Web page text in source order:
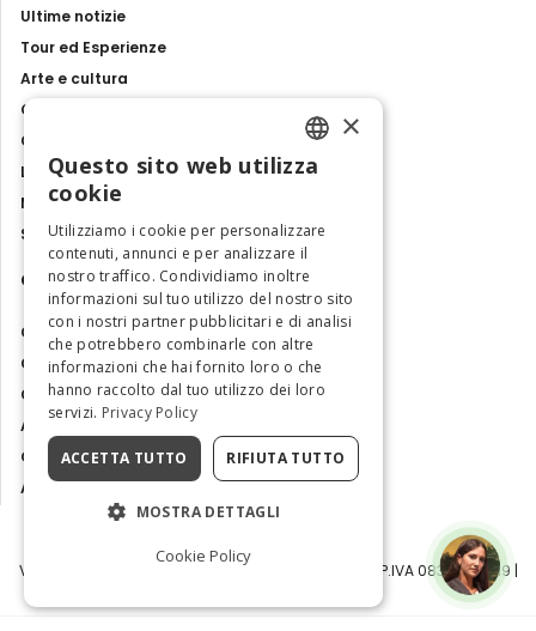
Ultime notizie
Tour ed Esperienze
Arte e cultura
Cibo e sapori
Cosa fare in Italia
Luoghi e Itinerari
Mostre, eventi e spettacoli
Storie e tradizioni
Contatti
Chi siamo
Collabora con noi
Contatti
Ambasciatrice dell'Eccellenza
Osservatorio Turismo
Area Riservata
Visit Italy Srl | Via Filippo Argelati, 10, 20143 Milano | P.IVA 08368951219 |
ENGLISH
ITALIAN
×
Questo sito web utilizza
cookie
Utilizziamo i cookie per personalizzare
contenuti, annunci e per analizzare il
nostro traffico. Condividiamo inoltre
informazioni sul tuo utilizzo del nostro sito
con i nostri partner pubblicitari e di analisi
che potrebbero combinarle con altre
informazioni che hai fornito loro o che
hanno raccolto dal tuo utilizzo dei loro
servizi. Privacy Policy
ACCETTA TUTTO RIFIUTA TUTTO
MOSTRA DETTAGLI
Cookie Policy